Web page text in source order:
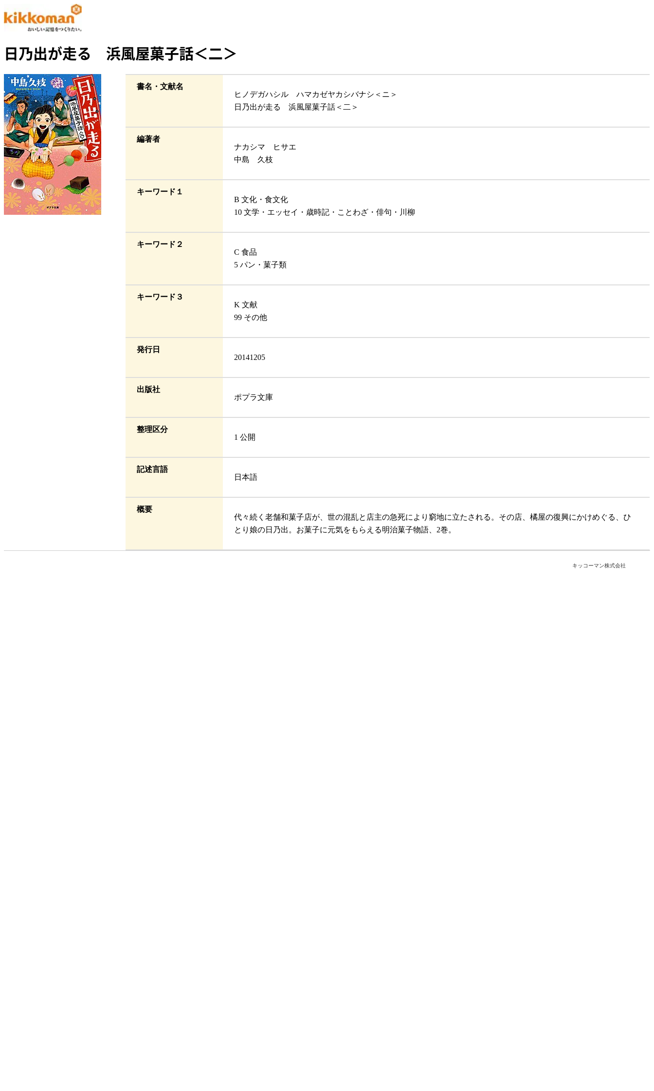
日乃出が走る 浜風屋菓子話＜二＞
書名・文献名
ヒノデガハシル ハマカゼヤカシバナシ＜ニ＞
日乃出が走る 浜風屋菓子話＜二＞
編著者
ナカシマ ヒサエ
中島 久枝
キーワード１
B 文化・食文化
10 文学・エッセイ・歳時記・ことわざ・俳句・川柳
キーワード２
C 食品
5 パン・菓子類
キーワード３
K 文献
99 その他
発行日
20141205
出版社
ポプラ文庫
整理区分
1 公開
記述言語
日本語
概要
代々続く老舗和菓子店が、世の混乱と店主の急死により窮地に立たされる。その店、橘屋の復興にかけめぐる、ひ
とり娘の日乃出。お菓子に元気をもらえる明治菓子物語、2巻。
キッコーマン株式会社